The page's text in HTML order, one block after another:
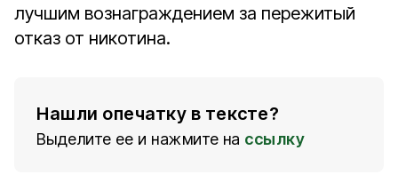
лучшим вознаграждением за пережитый
отказ от никотина.
Нашли опечатку в тексте?
Выделите ее и нажмите на ссылку